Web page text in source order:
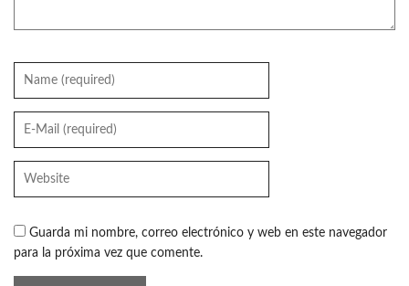
Guarda mi nombre, correo electrónico y web en este navegador
para la próxima vez que comente.